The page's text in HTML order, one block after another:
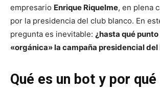
empresario Enrique Riquelme, en plena
por la presidencia del club blanco. En
pregunta es inevitable: ¿hasta qué
«orgánica» la campaña presidencial del
Qué es un bot y por